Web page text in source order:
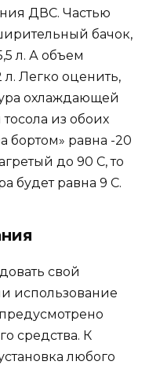
ДВС. Частью
бачок,
л. А объем
л. Легко оценить,
охлаждающей
из обоих
бортом» равна -20
до 90 C, то
будет равна 9 C.
свой
использование
средства. К
любого